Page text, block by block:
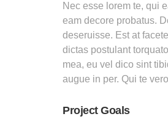
Nec esse lorem te, qui
eam decore probatus.
deseruisse. Est at
dictas postulant
mea, eu vel dico sint
augue in per. Qui te
Project Goals